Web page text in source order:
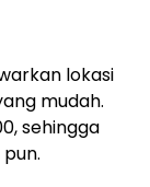
lokasi
mudah.
sehingga